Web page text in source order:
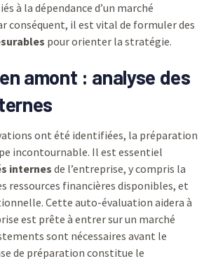
à la dépendance d’un marché
conséquent, il est vital de formuler des
pour orienter la stratégie.
amont : analyse des
ont été identifiées, la préparation
incontournable. Il est essentiel
internes de l’entreprise, y compris la
ressources financières disponibles, et
Cette auto-évaluation aidera à
est prête à entrer sur un marché
sont nécessaires avant le
de préparation constitue le